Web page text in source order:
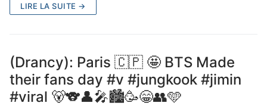
LIRE LA SUITE →
(Drancy): Paris 🇨🇵 🤩 BTS Made
their fans day #v #jungkook #jimin
#viral 🐻🐨👤🎤🏙️🥳😁👥🩵